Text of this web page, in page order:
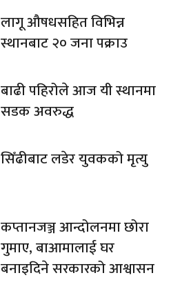
लागू औषधसहित विभिन्न
स्थानबाट २० जना पक्राउ
बाढी पहिरोले आज यी स्थानमा
सडक अवरुद्ध
सिँढीबाट लडेर युवकको मृत्यु
कप्तानजञ्ज आन्दोलनमा छोरा
गुमाए, बाआमालाई घर
बनाइदिने सरकारको आश्वासन